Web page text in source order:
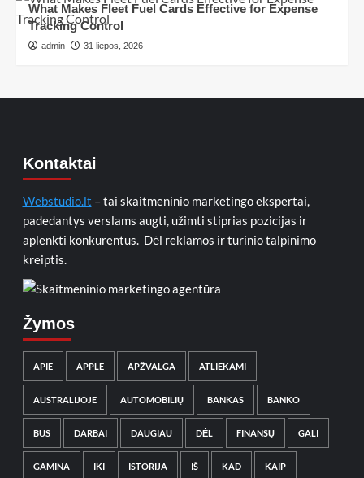
What Makes Fleet Fuel Cards Effective for Expense
Tracking Control
admin 31 liepos, 2026
Kontaktai
Webstudio.lt – tai skaitmeninio marketingo ekspertai,
padedantys verslams augti, užimti stiprias pozicijas ir
aplenkti konkurentus. Dėl reklamos ir turinio talpinimo
kreiptis.
Žymos
APIE APPLE APŽVALGA ATLIEKAMI
AUSTRALIJOJE AUTOMOBILIŲ BANKAS BANKO
BUS DARBAI DAUGIAU DĖL FINANSŲ GALI
GAMINA IKI ISTORIJA IŠ KAD KAIP